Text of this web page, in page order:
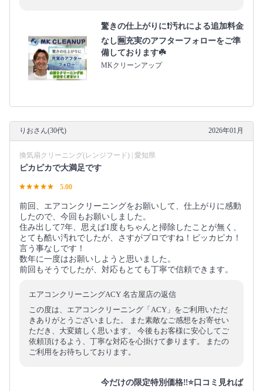
驚きの仕上がりに❗️汚れによる追加料金
なし🈚️充実のアフターフォローをご準
備しております☘️
MKクリーンアップ
りおさん(30代) 2026年01月
換気扇クリーニング(レンジフード) | 愛知県
ピカピカで大満足です
5.00
前回、エアコンクリーニングをお願いして、仕上がりに感動
したので、今回もお願いしました。
住み出して7年、思えば1度もちゃんと掃除したことが無く、
とても酷い汚れでしたが、さすがプロですね！ピッカピカ！
言う事なしです！
数年に一度はお願いしようと思いました。
前回もそうでしたが、対応もとても丁寧で信頼できます。
エアコンクリーニングACY 名古屋店の返信
この度は、エアコンクリーニング「ACY」をご利用いただ
きありがとうございました。 また素敵なご感想をお寄せい
ただき、大変嬉しく思います。 今後もお客様に安心してご
依頼頂けるよう、丁寧な対応を心掛けて参ります。 またの
ご利用をお待ちしております。
今だけの限定特別価格‼️⭐口コミ見れば